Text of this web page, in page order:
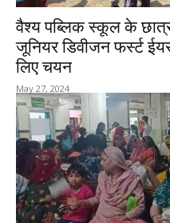
वैश्य पब्लिक स्कूल के
जूनियर डिवीजन फर्स्ट
लिए चयन
May 27, 2024